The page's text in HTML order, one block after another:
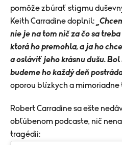
pomôže zbúrať stigmu
Keith Carradine doplnil:
nie je na tom nič za čo sa
ktorá ho premohla, a ja ho
a osláviť jeho krásnu dušu.
budeme ho každý deň
oporou blízkych a
Robert Carradine sa ešte
obľúbenom podcaste, nič
tragédii: